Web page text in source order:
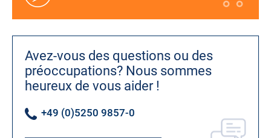
Avez-vous des questions ou des
préoccupations? Nous sommes
heureux de vous aider !
+49 (0)5250 9857-0